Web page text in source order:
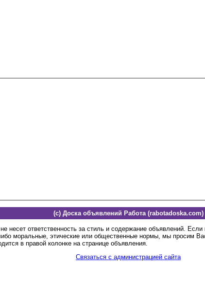
(c) Доска объявлений Работа (rabotadoska.com)
несет ответственность за стиль и содержание объявлений.
моральные, этические или общественные нормы, мы просим
в правой колонке на странице объявления.
Связаться с администрацией сайта